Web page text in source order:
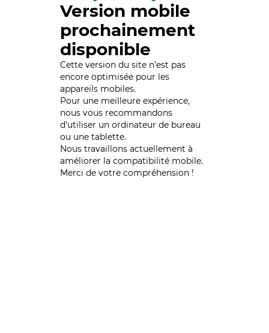
Version mobile
prochainement
disponible
Cette version du site n’est pas
encore optimisée pour les
appareils mobiles.
Pour une meilleure expérience,
nous vous recommandons
d'utiliser un ordinateur de bureau
ou une tablette.
Nous travaillons actuellement à
améliorer la compatibilité mobile.
Merci de votre compréhension !